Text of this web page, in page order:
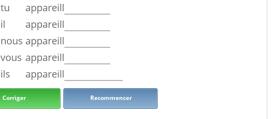
tu
appareill
il
appareill
nous appareill
vous appareill
ils
appareill
Corriger Recommencer